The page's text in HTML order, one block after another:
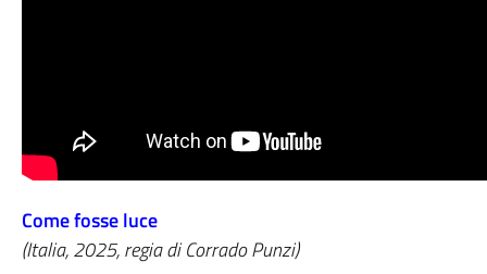
Come fosse luce
(Italia, 2025, regia di Corrado Punzi)